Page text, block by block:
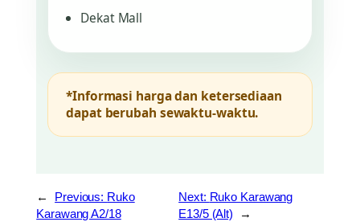
Dekat Mall
*Informasi harga dan ketersediaan
dapat berubah sewaktu-waktu.
← Previous: Ruko
Karawang A2/18
Next: Ruko Karawang
E13/5 (Alt)
→